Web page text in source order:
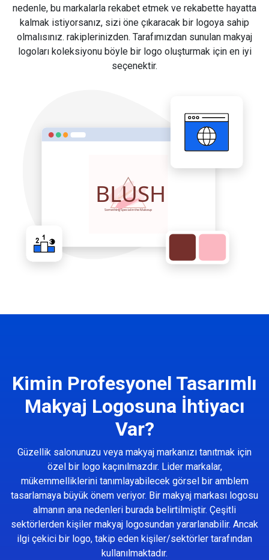
nedenle, bu markalarla rekabet etmek ve rekabette hayatta
kalmak istiyorsanız, sizi öne çıkaracak bir logoya sahip
olmalısınız. rakiplerinizden. Tarafımızdan sunulan makyaj
logoları koleksiyonu böyle bir logo oluşturmak için en iyi
seçenektir.
Kimin Profesyonel Tasarımlı
Makyaj Logosuna İhtiyacı
Var?
Güzellik salonunuzu veya makyaj markanızı tanıtmak için
özel bir logo kaçınılmazdır. Lider markalar,
mükemmelliklerini tanımlayabilecek görsel bir amblem
tasarlamaya büyük önem veriyor. Bir makyaj markası logosu
almanın ana nedenleri burada belirtilmiştir. Çeşitli
sektörlerden kişiler makyaj logosundan yararlanabilir. Ancak
ilgi çekici bir logo, takip eden kişiler/sektörler tarafından
kullanılmaktadır.